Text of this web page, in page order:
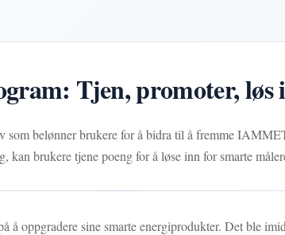
Tjen, promoter, løs
som belønner brukere for å bidra til å fremme
brukere tjene poeng for å løse inn for smarte
oppgradere sine smarte energiprodukter. Det ble